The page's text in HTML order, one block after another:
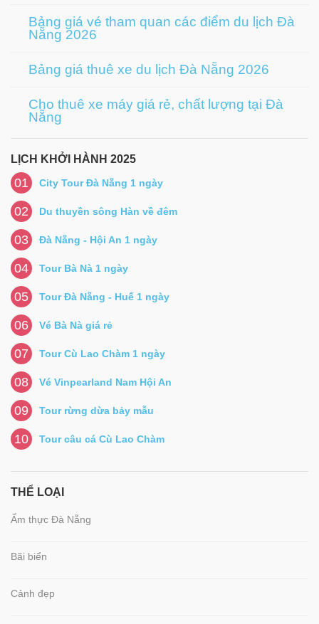
Bảng giá vé tham quan các điểm du lịch Đà
Nẵng 2026
Bảng giá thuê xe du lịch Đà Nẵng 2026
Cho thuê xe máy giá rẻ, chất lượng tại Đà
Nẵng
LỊCH KHỞI HÀNH 2025
01 City Tour Đà Nẵng 1 ngày
02 Du thuyền sông Hàn về đêm
03 Đà Nẵng - Hội An 1 ngày
04 Tour Bà Nà 1 ngày
05 Tour Đà Nẵng - Huế 1 ngày
06 Vé Bà Nà giá rẻ
07 Tour Cù Lao Chàm 1 ngày
08 Vé Vinpearland Nam Hội An
09 Tour rừng dừa bảy mẫu
10 Tour câu cá Cù Lao Chàm
THỂ LOẠI
Ẩm thực Đà Nẵng
Bãi biển
Cảnh đẹp